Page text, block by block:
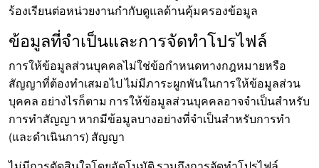
ร้องเรียนต่อหน่วยงานกำกับดูแลด้านคุ้มครองข้อมูล
ข้อมูลที่จำเป็นและการจัดทำโปรไฟล์
การให้ข้อมูลส่วนบุคคลไม่ใช่ข้อกำหนดทางกฎหมายหรือ
สัญญาที่ต้องทำเสมอไป ไม่มีภาระผูกพันในการให้ข้อมูลส่วน
บุคคล อย่างไรก็ตาม การให้ข้อมูลส่วนบุคคลอาจจำเป็นสำหรับ
การทำสัญญา หากมีข้อมูลบางอย่างที่จำเป็นสำหรับการทำ
(และดำเนินการ) สัญญา